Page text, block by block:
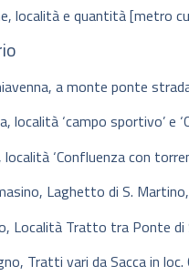
località e quantità [metro
a monte ponte
località ‘campo sportivo’ e
‘Confluenza con
Laghetto di S.
Località Tratto tra Ponte
Tratti vari da Sacca in loc.